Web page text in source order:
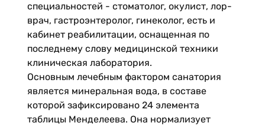
специальностей - стоматолог, окулист, лор-
врач, гастроэнтеролог, гинеколог, есть и
кабинет реабилитации, оснащенная по
последнему слову медицинской техники
клиническая лаборатория.
Основным лечебным фактором санатория
является минеральная вода, в составе
которой зафиксировано 24 элемента
таблицы Менделеева. Она нормализует